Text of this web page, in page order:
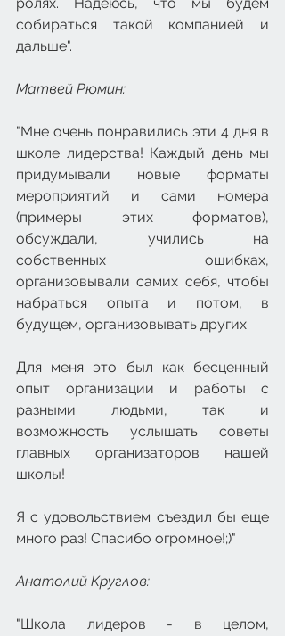
собираться такой компанией и
дальше".
Матвей Рюмин:
"Мне очень понравились эти 4 дня в
школе лидерства! Каждый день мы
придумывали новые форматы
мероприятий и сами номера
(примеры этих форматов),
обсуждали, учились на
собственных ошибках,
организовывали самих себя, чтобы
набраться опыта и потом, в
будущем, организовывать других.
Для меня это был как бесценный
опыт организации и работы с
разными людьми, так и
возможность услышать советы
главных организаторов нашей
школы!
Я с удовольствием съездил бы еще
много раз! Спасибо огромное!;)"
Анатолий Круглов:
"Школа лидеров - в целом,